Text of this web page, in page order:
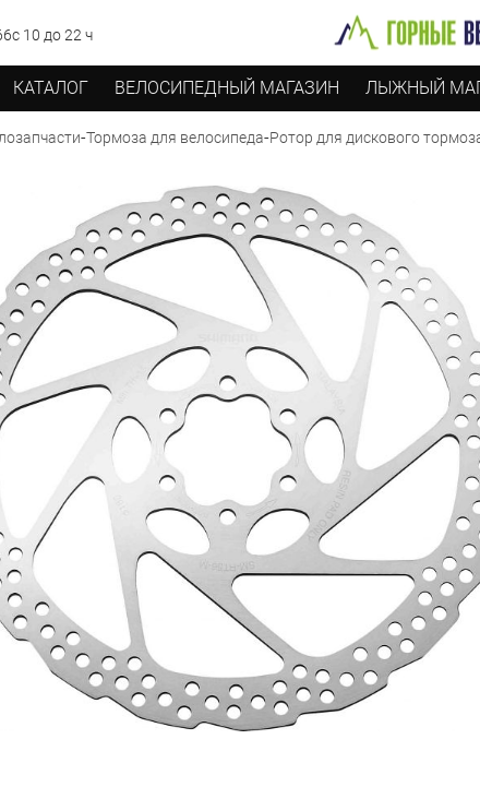
с 10 до 22 ч
КАТАЛОГ ВЕЛОСИПЕДНЫЙ МАГАЗИН ЛЫЖНЫЙ
-Тормоза для велосипеда-Ротор для дискового